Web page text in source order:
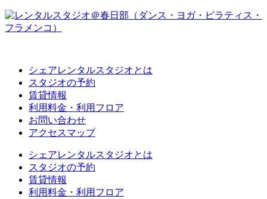
シェアレンタルスタジオとは
スタジオの予約
賃貸情報
利用料金・利用フロア
お問い合わせ
アクセスマップ
シェアレンタルスタジオとは
スタジオの予約
賃貸情報
利用料金・利用フロア